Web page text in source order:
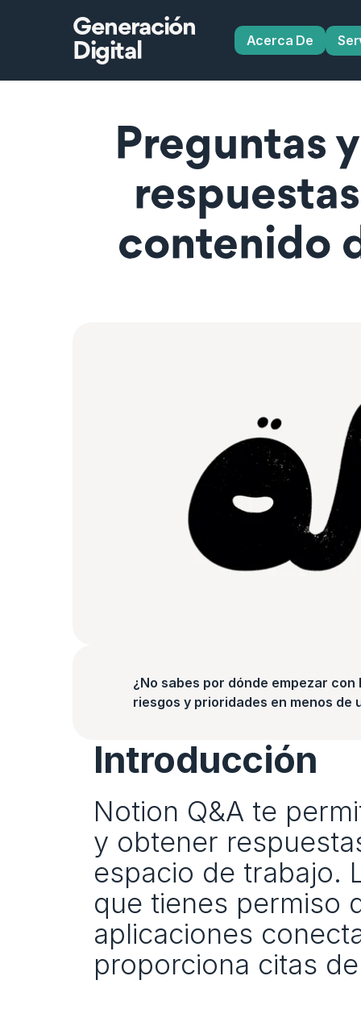
Generación
Digital
Acerca De
Preguntas
contenido
¿No sabes por dónde empezar
riesgos y prioridades en menos de
Introducción
Notion Q&A te
y obtener
espacio de trabajo.
que tienes permiso
aplicaciones
proporciona citas